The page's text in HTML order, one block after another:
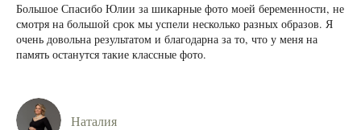
Большое Спасибо Юлии за шикарные фото моей беременности, не
смотря на большой срок мы успели несколько разных образов. Я
очень довольна результатом и благодарна за то, что у меня на
память останутся такие классные фото.
Наталия